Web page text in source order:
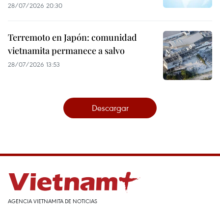
28/07/2026 20:30
Terremoto en Japón: comunidad
vietnamita permanece a salvo
28/07/2026 13:53
Descargar
AGENCIA VIETNAMITA DE NOTICIAS